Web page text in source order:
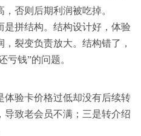
否则后期利润被吃掉。
拼结构。结构设计好，体验
裂变负责放大。结构错了，
亏钱”的问题。
体验卡价格过低却没有后续转
致老会员不满；三是转介绍